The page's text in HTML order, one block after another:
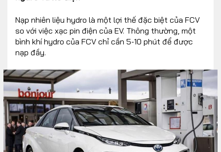
Nạp nhiên liệu hydro là một lợi thế đặc biệt của FCV
so với việc xạc pin điện của EV. Thông thường, một
bình khí hydro của FCV chỉ cần 5-10 phút để được
nạp đầy.